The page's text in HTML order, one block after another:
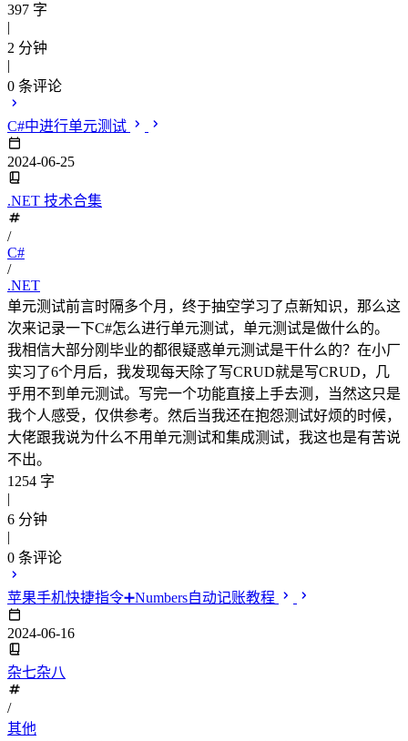
397 字
|
2 分钟
|
0 条评论
C#中进行单元测试
2024-06-25
.NET 技术合集
/
C#
/
.NET
单元测试前言时隔多个月，终于抽空学习了点新知识，那么这
次来记录一下C#怎么进行单元测试，单元测试是做什么的。
我相信大部分刚毕业的都很疑惑单元测试是干什么的？在小厂
实习了6个月后，我发现每天除了写CRUD就是写CRUD，几
乎用不到单元测试。写完一个功能直接上手去测，当然这只是
我个人感受，仅供参考。然后当我还在抱怨测试好烦的时候，
大佬跟我说为什么不用单元测试和集成测试，我这也是有苦说
不出。
1254 字
|
6 分钟
|
0 条评论
苹果手机快捷指令➕Numbers自动记账教程
2024-06-16
杂七杂八
/
其他